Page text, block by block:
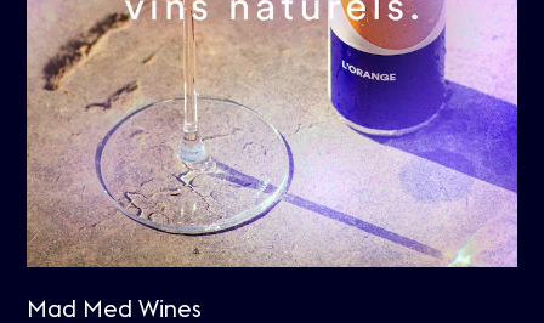
Mad Med Wines